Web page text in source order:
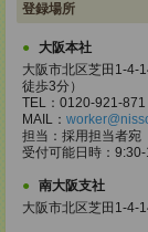
登録場所
大阪本社
大阪市北区芝田1-4-
徒歩3分）
TEL：0120-921-871
MAIL：
担当：採用担当者宛
受付可能日時：
南大阪支社
大阪市北区芝田1-